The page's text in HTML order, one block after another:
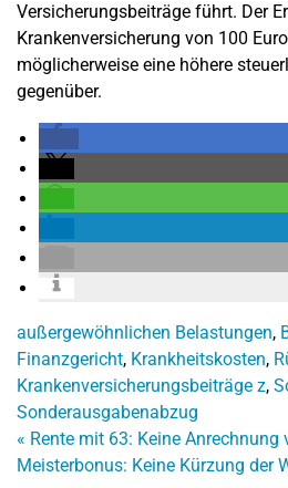
Versicherungsbeiträge führt. Der
Krankenversicherung von 100
möglicherweise eine höhere
gegenüber.
außergewöhnlichen Belastungen,
Finanzgericht, Krankheitskosten,
Krankenversicherungsbeiträge z,
Sonderausgabenabzug
« Rente mit 63: Keine Anrechnung
Meisterbonus: Keine Kürzung der